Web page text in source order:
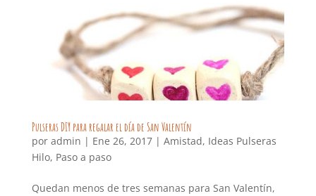
Pulseras DIY para regalar el día de San Valentín
por admin | Ene 26, 2017| Amistad, Ideas Pulseras
Hilo, Paso a paso
Quedan menos de tres semanas para San Valentín,